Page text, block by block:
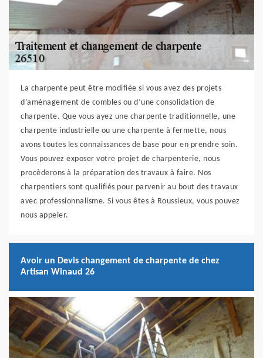
La charpente peut être modifiée si vous avez des projets
d’aménagement de combles ou d’une consolidation de
charpente. Que vous ayez une charpente traditionnelle, une
charpente industrielle ou une charpente à fermette, nous
avons toutes les connaissances de base pour en prendre soin.
Vous pouvez exposer votre projet de charpenterie, nous
procèderons à la préparation des travaux à faire. Nos
charpentiers sont qualifiés pour parvenir au bout des travaux
avec professionnalisme. Si vous êtes à Roussieux, vous pouvez
nous appeler.
Avoir un Devis changement de charpente de chez
Artisan Winaud 26